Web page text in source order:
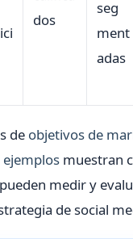
dos
seg
ment
adas
de objetivos de
ejemplos muestran
medir y
de social